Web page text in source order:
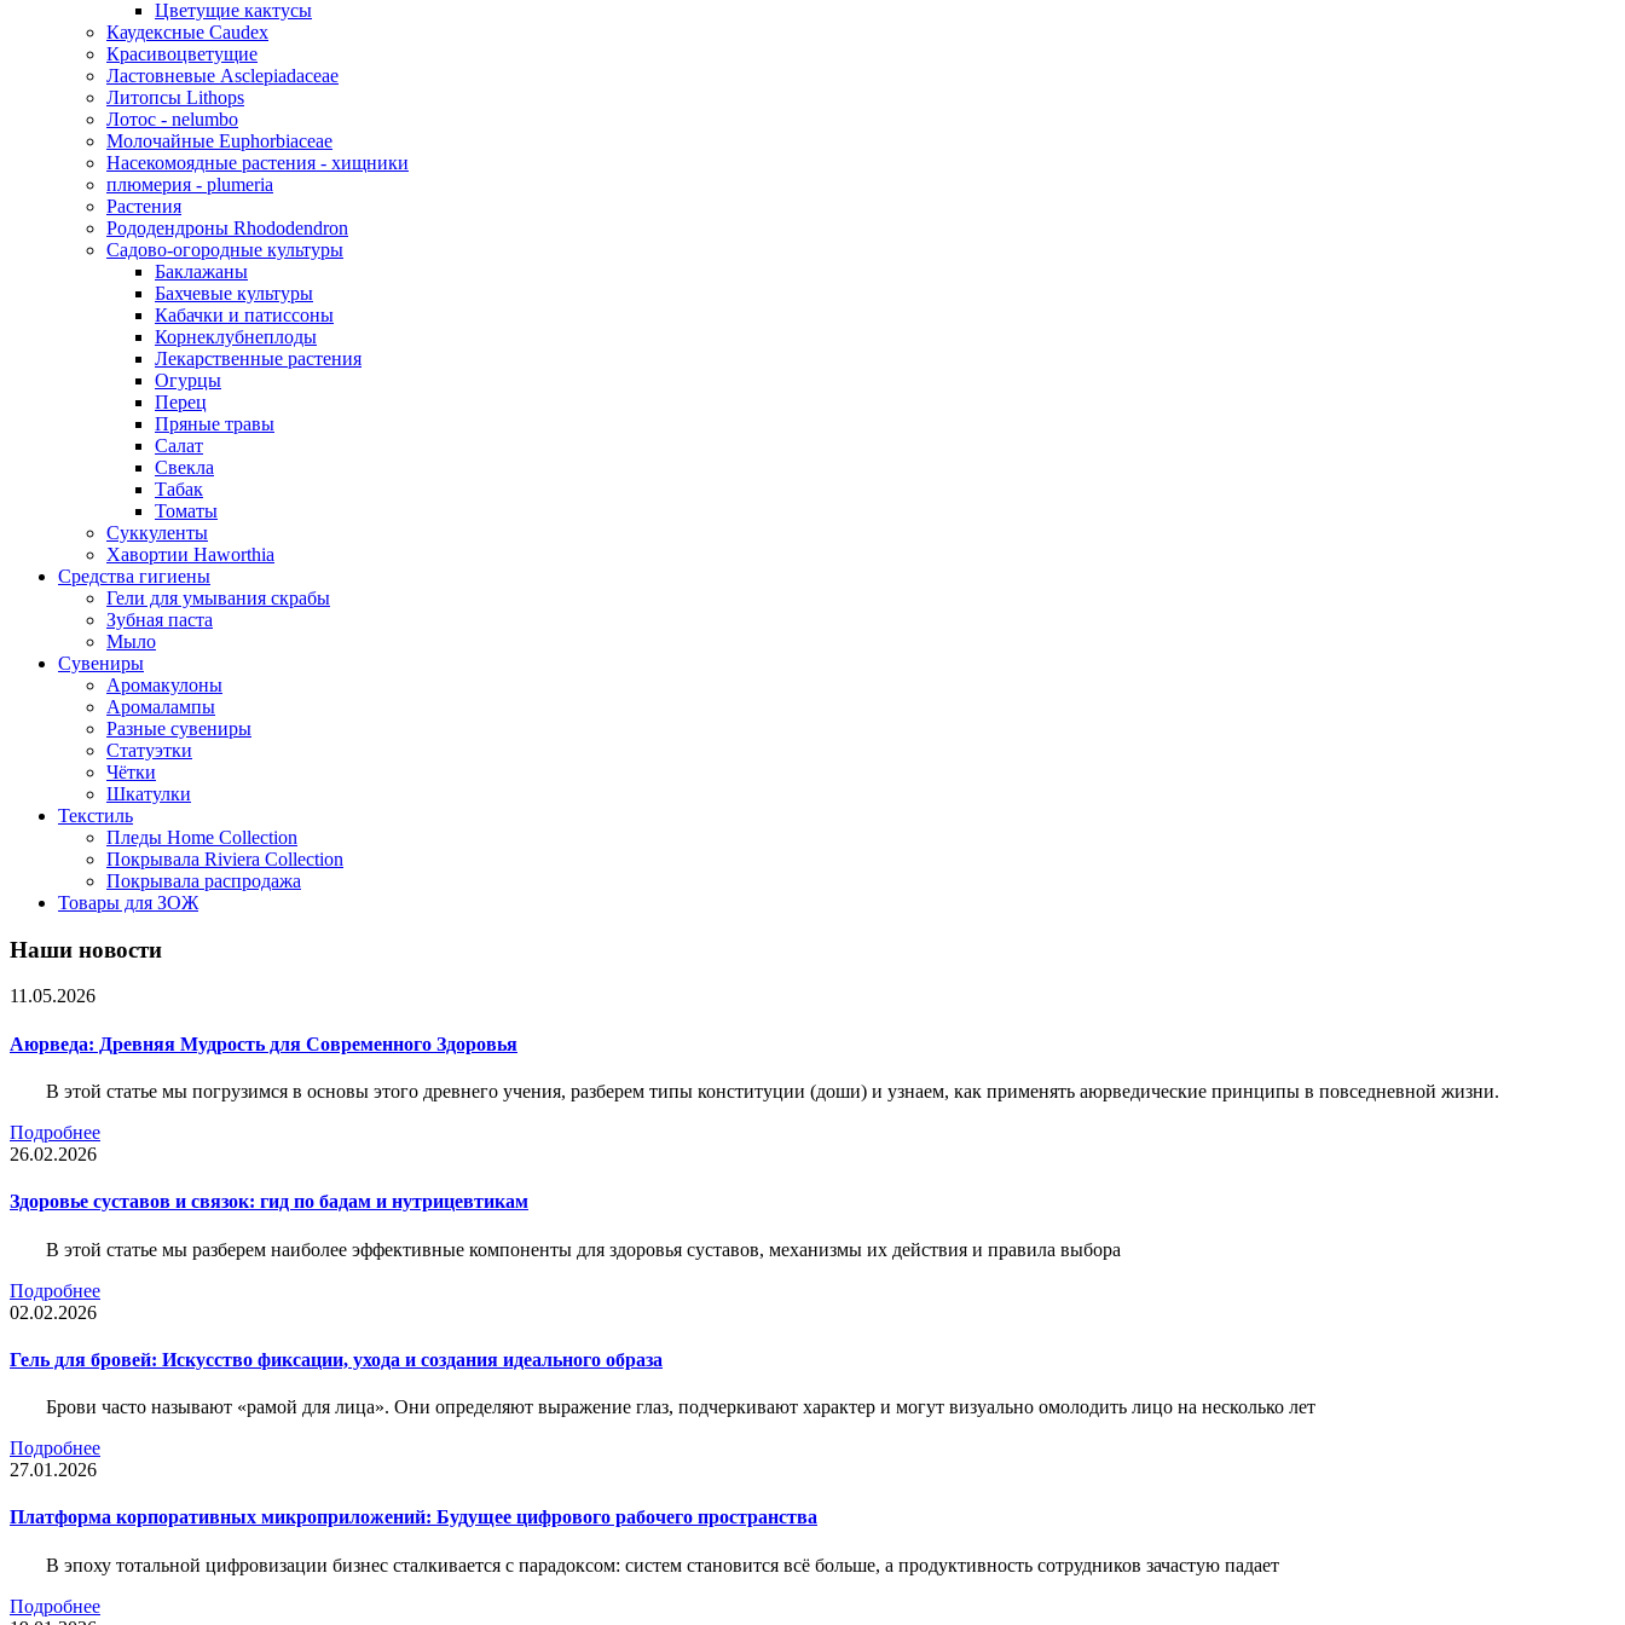
Цветущие кактусы
Каудексные Caudex
Красивоцветущие
Ластовневые Asclepiadaceae
Литопсы Lithops
Лотос - nelumbo
Молочайные Euphorbiaceae
Насекомоядные растения - хищники
плюмерия - plumeria
Растения
Рододендроны Rhododendron
Садово-огородные культуры
Баклажаны
Бахчевые культуры
Кабачки и патиссоны
Корнеклубнеплоды
Лекарственные растения
Огурцы
Перец
Пряные травы
Салат
Свекла
Табак
Томаты
Суккуленты
Хавортии Haworthia
Средства гигиены
Гели для умывания скрабы
Зубная паста
Мыло
Сувениры
Аромакулоны
Аромалампы
Разные сувениры
Статуэтки
Чётки
Шкатулки
Текстиль
Пледы Home Collection
Покрывала Riviera Collection
Покрывала распродажа
Товары для ЗОЖ
Наши новости
11.05.2026
Аюрведа: Древняя Мудрость для Современного Здоровья
В этой статье мы погрузимся в основы этого древнего учения, разберем типы конституции (доши) и узнаем, как применять аюрведические принципы в повседневной жизни.
Подробнее
26.02.2026
Здоровье суставов и связок: гид по бадам и нутрицевтикам
В этой статье мы разберем наиболее эффективные компоненты для здоровья суставов, механизмы их действия и правила выбора
Подробнее
02.02.2026
Гель для бровей: Искусство фиксации, ухода и создания идеального образа
Брови часто называют «рамой для лица». Они определяют выражение глаз, подчеркивают характер и могут визуально омолодить лицо на несколько лет
Подробнее
27.01.2026
Платформа корпоративных микроприложений: Будущее цифрового рабочего пространства
В эпоху тотальной цифровизации бизнес сталкивается с парадоксом: систем становится всё больше, а продуктивность сотрудников зачастую падает
Подробнее